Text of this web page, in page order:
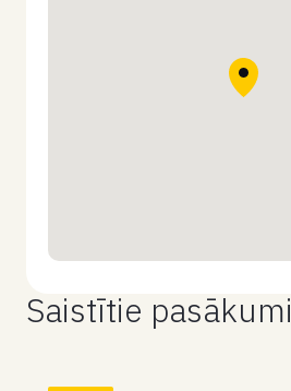
Saistītie pasākumi